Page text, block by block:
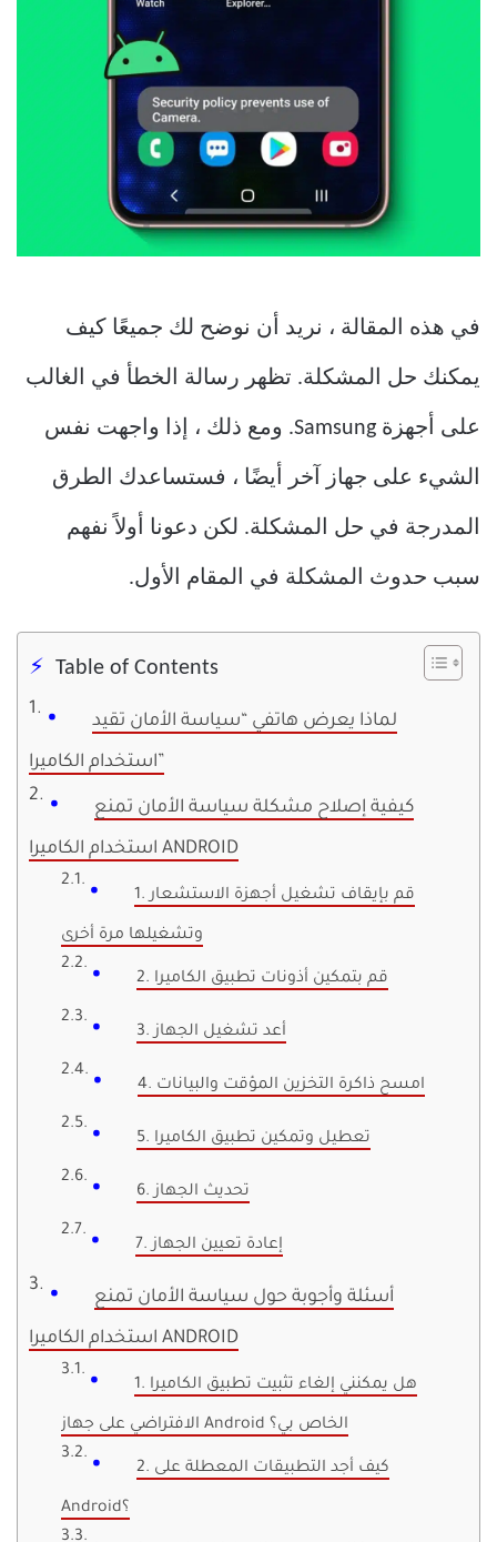
في هذه المقالة ، نريد أن نوضح لك جميعًا كيف
يمكنك حل المشكلة. تظهر رسالة الخطأ في الغالب
على أجهزة Samsung. ومع ذلك ، إذا واجهت نفس
الشيء على جهاز آخر أيضًا ، فستساعدك الطرق
المدرجة في حل المشكلة. لكن دعونا أولاً نفهم
سبب حدوث المشكلة في المقام الأول.
Table of Contents
لماذا يعرض هاتفي “سياسة الأمان تقيد
استخدام الكاميرا”
كيفية إصلاح مشكلة سياسة الأمان تمنع
استخدام الكاميرا ANDROID
1. قم بإيقاف تشغيل أجهزة الاستشعار
وتشغيلها مرة أخرى
2. قم بتمكين أذونات تطبيق الكاميرا
3. أعد تشغيل الجهاز
4. امسح ذاكرة التخزين المؤقت والبيانات
5. تعطيل وتمكين تطبيق الكاميرا
6. تحديث الجهاز
7. إعادة تعيين الجهاز
أسئلة وأجوبة حول سياسة الأمان تمنع
استخدام الكاميرا ANDROID
1. هل يمكنني إلغاء تثبيت تطبيق الكاميرا
الافتراضي على جهاز Android الخاص بي؟
2. كيف أجد التطبيقات المعطلة على
Android؟